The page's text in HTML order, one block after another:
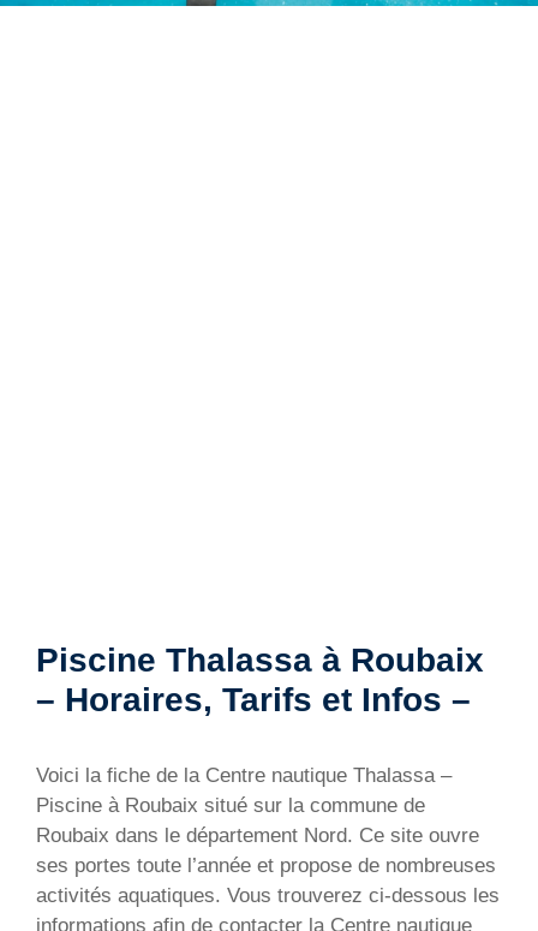
Piscine Thalassa à Roubaix
– Horaires, Tarifs et Infos –
Voici la fiche de la Centre nautique Thalassa –
Piscine à Roubaix situé sur la commune de
Roubaix dans le département Nord. Ce site ouvre
ses portes toute l’année et propose de nombreuses
activités aquatiques. Vous trouverez ci-dessous les
informations afin de contacter la Centre nautique